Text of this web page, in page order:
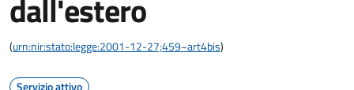
dall'estero
(urn:nir:stato:legge:2001-12-27;459~art4bis)
Servizio attivo